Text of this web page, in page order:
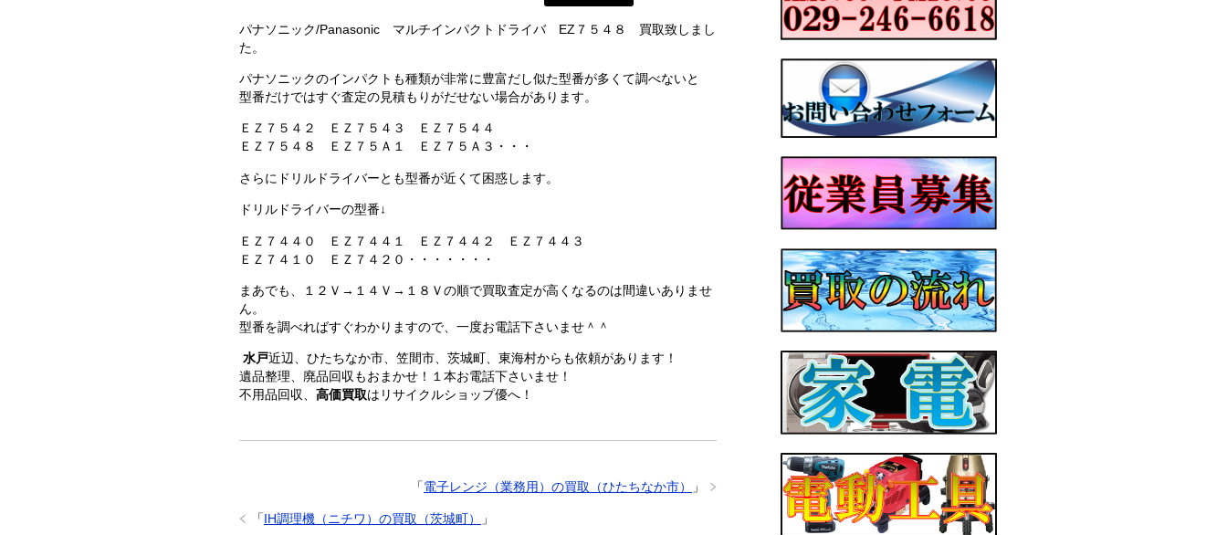
パナソニック/Panasonic マルチインパクトドライバ EZ７５４８ 買取致しまし
た。
パナソニックのインパクトも種類が非常に豊富だし似た型番が多くて調べないと
型番だけではすぐ査定の見積もりがだせない場合があります。
ＥＺ７５４２ ＥＺ７５４３ ＥＺ７５４４
ＥＺ７５４８ ＥＺ７５Ａ１ ＥＺ７５Ａ３・・・
さらにドリルドライバーとも型番が近くて困惑します。
ドリルドライバーの型番↓
ＥＺ７４４０ ＥＺ７４４１ ＥＺ７４４２ ＥＺ７４４３
ＥＺ７４１０ ＥＺ７４２０・・・・・・・
まあでも、１２Ｖ→１４Ｖ→１８Ｖの順で買取査定が高くなるのは間違いありませ
ん。
型番を調べればすぐわかりますので、一度お電話下さいませ＾＾
水戸近辺、ひたちなか市、笠間市、茨城町、東海村からも依頼があります！
遺品整理、廃品回収もおまかせ！１本お電話下さいませ！
不用品回収、 高価買取はリサイクルショップ優へ！
「電子レンジ（業務用）の買取（ひたちなか市） 」
「IH調理機（ニチワ）の買取（茨城町） 」